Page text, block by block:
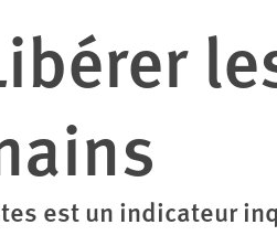
est un indicateur